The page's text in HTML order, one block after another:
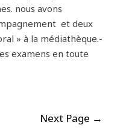
nous avons
et deux
» à la médiathèque.​-
examens en toute
Next Page →